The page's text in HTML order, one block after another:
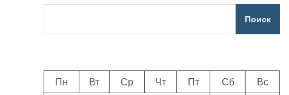
Поиск
Пн Вт Ср Чт Пт Сб
Вс